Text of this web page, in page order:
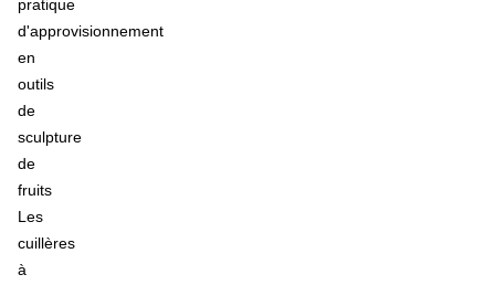
pratique
d'approvisionnement
en
outils
de
sculpture
de
fruits
Les
cuillères
à